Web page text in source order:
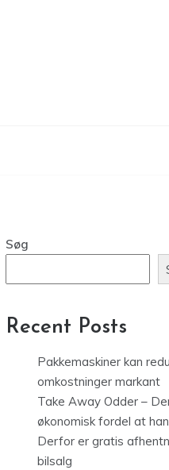
Søg
Recent Posts
Pakkemaskiner kan
omkostninger markant
Take Away Odder –
økonomisk fordel at
Derfor er gratis
bilsalg